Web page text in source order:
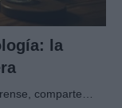
la
comparte…